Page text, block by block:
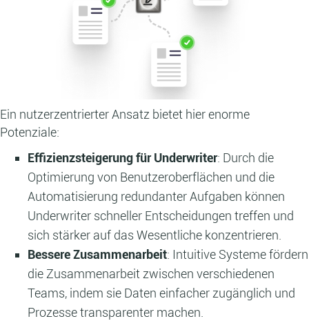
Ein nutzerzentrierter Ansatz bietet hier enorme
Potenziale:
Effizienzsteigerung für Underwriter: Durch die
Optimierung von Benutzeroberflächen und die
Automatisierung redundanter Aufgaben können
Underwriter schneller Entscheidungen treffen und
sich stärker auf das Wesentliche konzentrieren.
Bessere Zusammenarbeit: Intuitive Systeme fördern
die Zusammenarbeit zwischen verschiedenen
Teams, indem sie Daten einfacher zugänglich und
Prozesse transparenter machen.